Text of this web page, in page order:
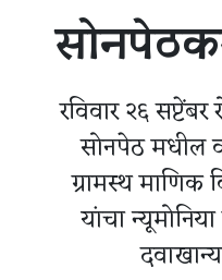
रविवार २६
सोनपेठ मधील
ग्रामस्थ माणिक
यांचा